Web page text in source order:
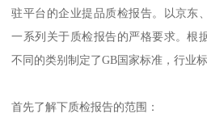
驻平台的企业提品质检报告。以京东
一系列关于质检报告的严格要求。根
不同的类别制定了GB国家标准，行业
首先了解下质检报告的范围：